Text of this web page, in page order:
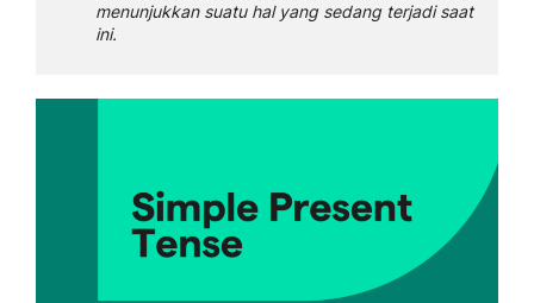
menunjukkan suatu hal yang sedang terjadi saat
ini.